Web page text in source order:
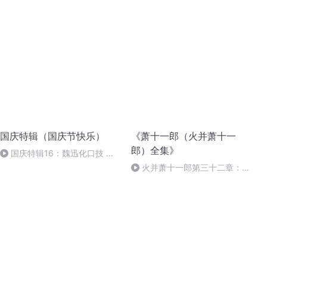
国庆特辑（国庆节快乐）
国庆特辑16：魏迅化口技 二
《萧十一郎（火并萧十一
郎）全集》
火并萧十一郎第三十二章：龙